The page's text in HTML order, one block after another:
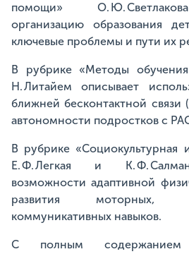
помощи» О. Ю.
организацию образования
ключевые проблемы и пути их
В рубрике «Методы
Н. Литайем описывает
ближней бесконтактной связи
автономности подростков с
В рубрике «Социокультурная
Е. Ф. Легкая и К. Ф.
возможности адаптивной
развития моторных,
коммуникативных навыков.
С полным